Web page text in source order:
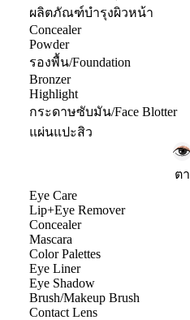
ผลิตภัณฑ์บำรุงผิวหน้า
Concealer
Powder
รองพื้น/Foundation
Bronzer
Highlight
กระดาษซับมัน/Face Blotter
แผ่นแปะสิว
ตา
Eye Care
Lip+Eye Remover
Concealer
Mascara
Color Palettes
Eye Liner
Eye Shadow
Brush/Makeup Brush
Contact Lens